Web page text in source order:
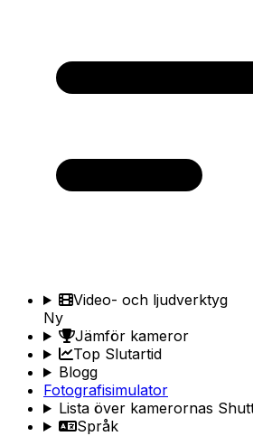
Video- och ljudverktyg
Ny
Jämför kameror
Top Slutartid
Blogg
Fotografisimulator
Lista över kamerornas
Språk